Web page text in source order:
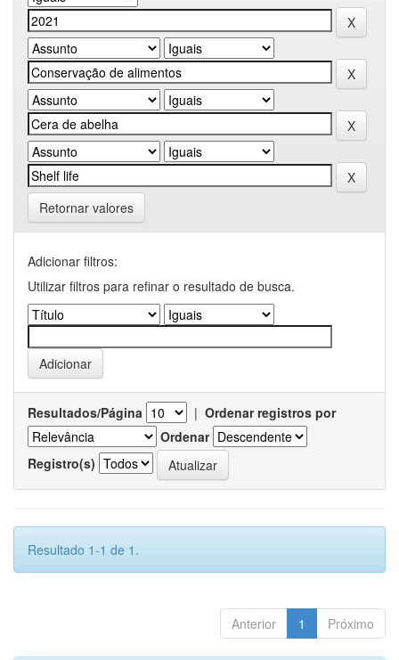
Retornar valores
Adicionar filtros:
Utilizar filtros para refinar o resultado de busca.
Resultados/Página | Ordenar registros por
Ordenar
Registro(s)
Resultado 1-1 de 1.
Anterior 1 Próximo